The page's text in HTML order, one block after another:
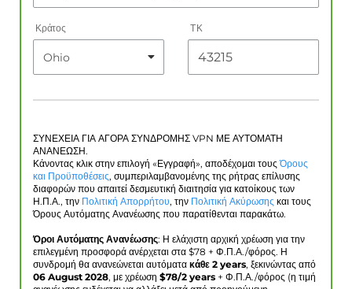
Κράτος ΤΚ
ΣΥΝΕΧΕΙΑ ΓΙΑ ΑΓΟΡΑ ΣΥΝΔΡΟΜΗΣ VPN ΜΕ ΑΥΤΟΜΑΤΗ
ΑΝΑΝΕΩΣΗ.
Κάνοντας κλικ στην επιλογή «Εγγραφή», αποδέχομαι τουςΌρους
και Προϋποθέσεις, συμπεριλαμβανομένης της ρήτρας επίλυσης
διαφορών που απαιτεί δεσμευτική διαιτησία για κατοίκους των
Η.Π.Α., την Πολιτική Απορρήτου, την Πολιτική Ακύρωσης και τους
Όρους Αυτόματης Ανανέωσης που παρατίθενται παρακάτω.
Όροι Αυτόματης Ανανέωσης: Η ελάχιστη αρχική χρέωση για την
επιλεγμένη προσφορά ανέρχεται στα $78 + Φ.Π.Α./φόρος. Η
συνδρομή θα ανανεώνεται αυτόματα κάθε 2 years, ξεκινώντας από
06 August 2028, με χρέωση $78/2 years + Φ.Π.Α./φόρος (η τιμή